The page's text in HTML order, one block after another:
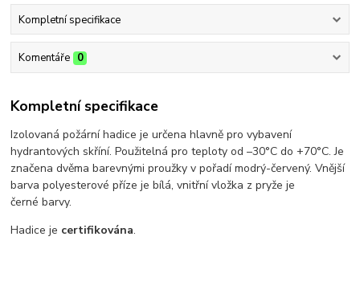
Kompletní specifikace
Komentáře 0
Kompletní specifikace
Izolovaná požární hadice je určena hlavně pro vybavení
hydrantových skříní. Použitelná pro teploty od –30°C do +70°C. Je
značena dvěma barevnými proužky v pořadí modrý-červený. Vnější
barva polyesterové příze je bílá, vnitřní vložka z pryže je
černé barvy.
Hadice je certifikována.